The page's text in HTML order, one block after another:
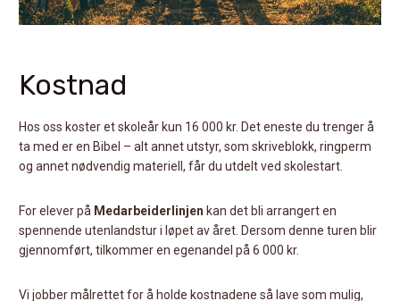
Kostnad
Hos oss koster et skoleår kun 16 000 kr. Det eneste du trenger å
ta med er en Bibel – alt annet utstyr, som skriveblokk, ringperm
og annet nødvendig materiell, får du utdelt ved skolestart.
For elever på Medarbeiderlinjen kan det bli arrangert en
spennende utenlandstur i løpet av året. Dersom denne turen blir
gjennomført, tilkommer en egenandel på 6 000 kr.
Vi jobber målrettet for å holde kostnadene så lave som mulig,